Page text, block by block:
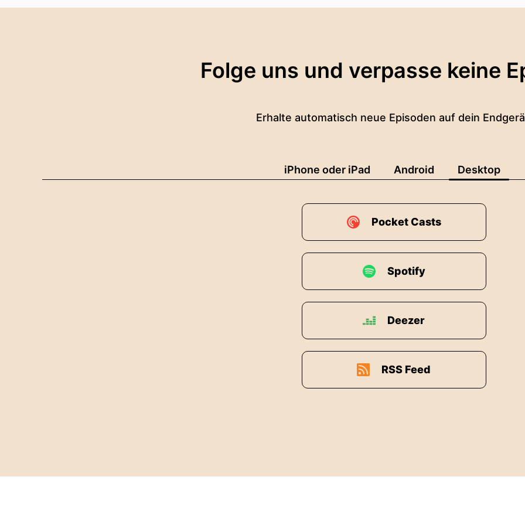
Folge uns und verpasse keine
Erhalte automatisch neue Episoden auf dein
iPhone oder iPad Android Desktop
Pocket Casts
Spotify
Deezer
RSS Feed